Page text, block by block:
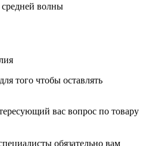
волны
для того чтобы оставлять
вас вопрос по товару
обязательно вам